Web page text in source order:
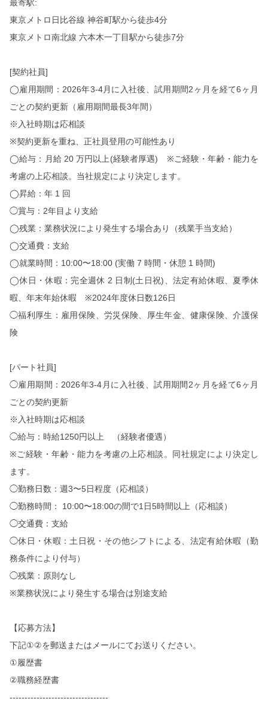
最寄駅:
東京メトロ日比谷線 神谷町駅から徒歩4分
東京メトロ南北線 六本木一丁目駅から徒歩7分
[契約社員]
◯雇用期間： 2026年3-4月に入社後、試用期間2 ヶ月を経て6 ヶ月
ごとの契約更新（雇用期間最長3年間）
※入社時期は応相談
※契約更新を重ね、正社員登用の可能性あり
◯給与：月給 20万円以上 (経験者厚遇) ※ご経験・年齢・能力を
考慮の上応相談。当社規定により決定します。
◯昇給：年 1 回
◯賞与： 2年目より支給
◯残業：業務状況により発生する場合あり（残業手当支給）
◯交通費：支給
◯就業時間： 10:00〜18:00 (実働 7 時間・休憩 1 時間)
◯休日・休暇：完全週休 2 日制 (土日祝) 、法定有給休暇、夏季休
暇、年末年始休暇 ※2024年度休日数126日
◯福利厚生：雇用保険、労災保険、厚生年金、健康保険、介護保
険
[パート社員]
◯雇用期間： 2026年3-4 月に入社後、試用期間 2ヶ月を経て6 ヶ月
ごとの契約更新
※入社時期は応相談
◯給与：時給1250円以上 （経験者優遇）
※ご経験・年齢・能力を考慮の上応相談。同社規定により決定し
ます。
◯勤務日数：週3〜5日程度（応相談）
◯勤務時間： 10:00〜18:00の間で1 日5時間以上（応相談）
◯交通費：支給
◯休日・休暇：土日祝・その他シフトによる、法定有給休暇（勤
務条件により付与）
◯残業：原則なし
※業務状況により発生する場合は別途支給
【応募方法】
下記①②を郵送またはメールにてお送りください。
① 履歴書
②職務経歴書
---------------------------------